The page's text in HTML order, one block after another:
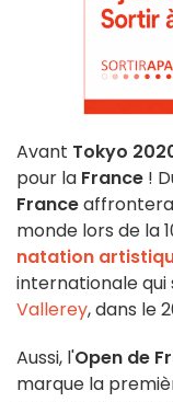
Avant Tokyo
pour la France !
Franceaffrontera
monde lors de la
natation
internationale qui
Vallerey, dans le
Aussi, l'Open de
marque la